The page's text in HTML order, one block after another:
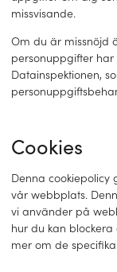
missvisande.
Om du är missnöjd
personuppgifter
Datainspektionen,
Cookies
Denna cookiepolicy
vår webbplats.
vi använder på
hur du kan
mer om de